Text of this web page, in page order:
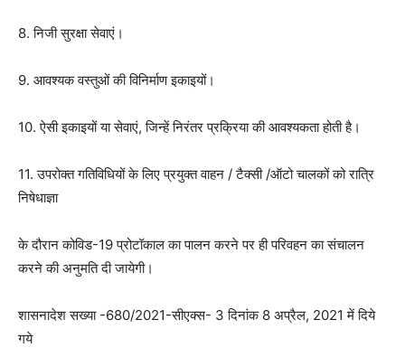
8. निजी सुरक्षा सेवाएं।
9. आवश्यक वस्तुओं की विनिर्माण इकाइयों।
10. ऐसी इकाइयों या सेवाएं, जिन्हें निरंतर प्रक्रिया की आवश्यकता होती है।
11. उपरोक्त गतिविधियों के लिए प्रयुक्त वाहन / टैक्सी /ऑटो चालकों को रात्रि
निषेधाज्ञा
के दौरान कोविड-19 प्रोटॉकाल का पालन करने पर ही परिवहन का संचालन
करने की अनुमति दी जायेगी।
शासनादेश सख्या -680/2021-सीएक्स- 3 दिनांक 8 अप्रैल, 2021 में दिये
गये